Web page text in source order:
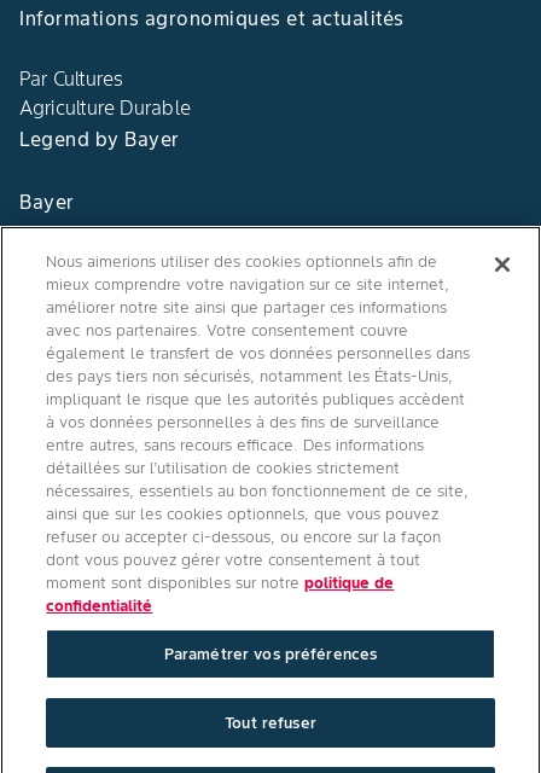
Informations agronomiques et actualités
Par Cultures
Agriculture Durable
Legend by Bayer
Bayer
Contact
Qui sommes nous ?
Agro Bayer
France
Suivez-nous
Conditions générales d'utilisation
Politique de confidentialité site
Politique de confidentialité applications mobiles
Paramétrer vos préférences/Mentions légales
Copyright © Bayer Crop Science 2025
Nous aimerions utiliser des cookies optionnels afin de
mieux comprendre votre navigation sur ce site internet,
améliorer notre site ainsi que partager ces informations
avec nos partenaires. Votre consentement couvre
également le transfert de vos données personnelles dans
des pays tiers non sécurisés, notamment les États-Unis,
impliquant le risque que les autorités publiques accèdent
à vos données personnelles à des fins de surveillance
entre autres, sans recours efficace. Des informations
détaillées sur l’utilisation de cookies strictement
nécessaires, essentiels au bon fonctionnement de ce site,
ainsi que sur les cookies optionnels, que vous pouvez
refuser ou accepter ci-dessous, ou encore sur la façon
dont vous pouvez gérer votre consentement à tout
moment sont disponibles sur notrepolitique de
confidentialité
Paramétrer vos préférences
Tout refuser